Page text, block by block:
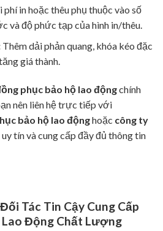
phí in hoặc thêu phụ thuộc vào số
và độ phức tạp của hình in/thêu.
Thêm dải phản quang, khóa kéo đặc
giá thành.
phục bảo hộ lao độngchính
nên liên hệ trực tiếp với
bảo hộ lao độnghoặc công ty
uy tín và cung cấp đầy đủ thông tin
Tác Tin Cậy Cung Cấp
Động Chất Lượng